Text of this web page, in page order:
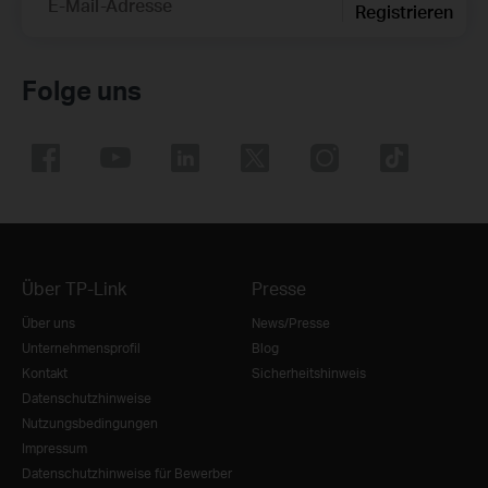
E-Mail-Adresse Registrieren
Folge uns
Über TP-Link
Über uns
Unternehmensprofil
Kontakt
Datenschutzhinweise
Nutzungsbedingungen
Impressum
Datenschutzhinweise für Bewerber
Presse
News/Presse
Blog
Sicherheitshinweis